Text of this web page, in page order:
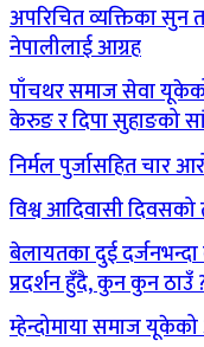
अपरिचित व्यक्तिका सुन
नेपालीलाई आग्रह
पाँचथर समाज सेवा यूकेको
केरुङ र दिपा सुहाङको
निर्मल पुर्जासहित चार
विश्व आदिवासी
बेलायतका दुई
प्रदर्शन हुँदै, कुन कुन ठाउँ
म्हेन्दोमाया समाज